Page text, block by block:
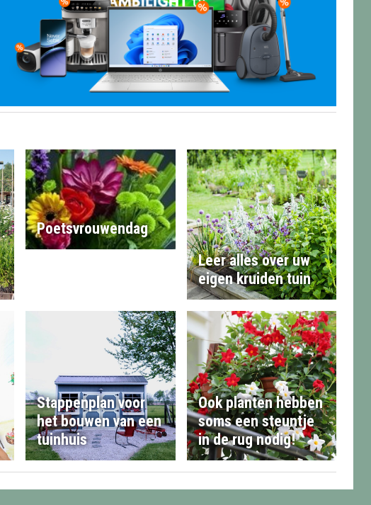
Poetsvrouwendag
Leer alles over uw
eigen kruiden tuin
Stappenplan voor
het bouwen van een
tuinhuis
Ook planten hebben
soms een steuntje
in de rug nodig!